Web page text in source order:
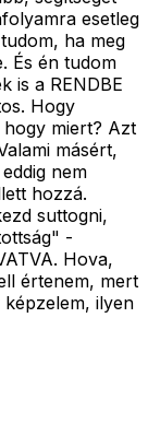
esetleg
ha meg
És én tudom
is a RENDBE
Hogy
miert? Azt
másért,
nem
hozzá.
suttogni,
-
Hova,
értenem, mert
ilyen